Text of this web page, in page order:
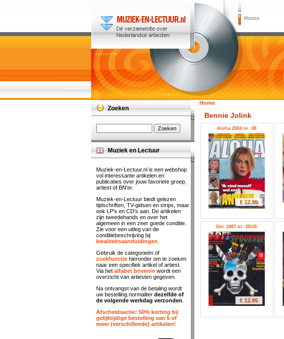
Home
Home
Bennie Jolink
Aloha 2004 nr. 08
€ 12.95
Oor 1987 nr. 25/26
€ 12.95
Zoeken
Muziek en Lectuur
Muziek-en-Lectuur.nl is een webshop
vol interessante artikelen en
publicaties over jouw favoriete groep,
artiest of BN'er.
Muziek-en-Lectuur biedt gelezen
tijdschriften, TV-gidsen en strips, maar
ook LP's en CD's aan. De artikelen
zijn tweedehands en over het
algemeen in een zeer goede conditie.
Zie voor een uitleg van de
conditiebeschrijving bij
kwaliteitsaanduidingen
Gebruik de categorieën of
zoekfunctie hieronder om te zoeken
naar een specifiek artikel of artiest.
Via het alfabet bovenin wordt een
overzicht van artiesten gegeven.
Na ontvangst van de betaling wordt
uw bestelling normaliter dezelfde of
de volgende werkdag verzonden
Afscheidsactie: 50% korting bij
gelijktijdige bestelling van 5 of
meer (verschillende) artikelen!